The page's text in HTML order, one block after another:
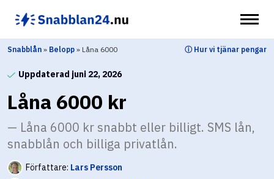
innehåll
Snabblån » Belopp » Låna 6000 ⓘ Hur vi tjänar pengar
Uppdaterad juni 22, 2026
Låna 6000 kr
Låna 6000 kr snabbt eller billigt. SMS lån,
snabblån och billiga privatlån.
Författare: Lars Persson